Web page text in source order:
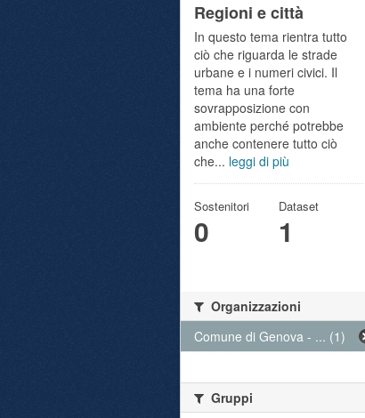
Regioni e città
In questo tema rientra tutto
ciò che riguarda le strade
urbane e i numeri civici. Il
tema ha una forte
sovrapposizione con
ambiente perché potrebbe
anche contenere tutto ciò
che... leggi di più
Sostenitori
0
Dataset
1
Organizzazioni
Comune di Genova - ... (1)
Gruppi